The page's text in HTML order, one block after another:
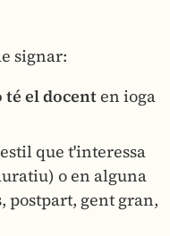
signar:
té el docenten ioga
que t'interessa
o en alguna
postpart, gent gran,